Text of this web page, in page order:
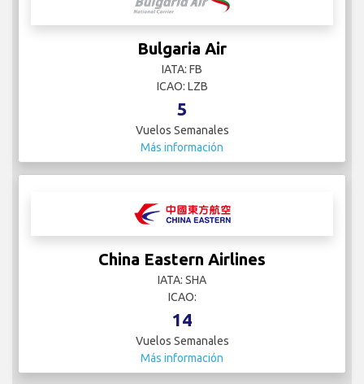
Bulgaria Air
IATA: FB
ICAO: LZB
5
Vuelos Semanales
Más información
China Eastern Airlines
IATA: SHA
ICAO:
14
Vuelos Semanales
Más información